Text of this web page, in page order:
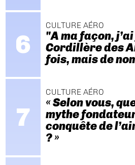
CULTURE AÉRO
"A ma façon,
Cordillère des
fois, mais de
CULTURE AÉRO
« Selon vous,
mythe
conquête de
? »